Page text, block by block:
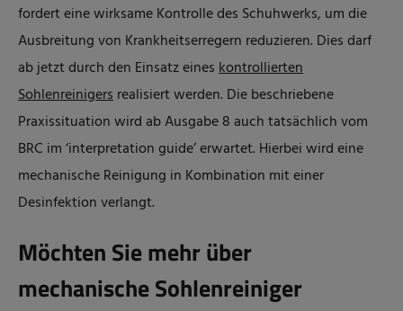
fordert eine wirksame Kontrolle des Schuhwerks, um die
Ausbreitung von Krankheitserregern reduzieren. Dies darf
ab jetzt durch den Einsatz eineskontrollierten
Sohlenreinigersrealisiert werden. Die beschriebene
Praxissituation wird ab Ausgabe 8 auch tatsächlich vom
BRC im ‘interpretation guide’ erwartet. Hierbei wird eine
mechanische Reinigung in Kombination mit einer
Desinfektion verlangt.
Möchten Sie mehr über
mechanische Sohlenreiniger